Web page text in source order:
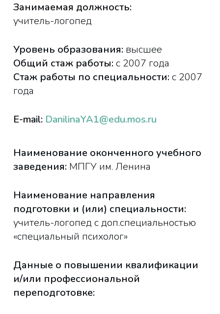
Занимаемая должность:
учитель-логопед
Уровень образования: высшее
Общий стаж работы: с 2007 года
Стаж работы по специальности: с 2007
года
E-mail: DanilinaYA1@edu.mos.ru
Наименование оконченного учебного
заведения: МПГУ им. Ленина
Наименование направления
подготовки и (или) специальности:
учитель-логопед с доп.специальностью
«специальный психолог»
Данные о повышении квалификации
и/или профессиональной
переподготовке: